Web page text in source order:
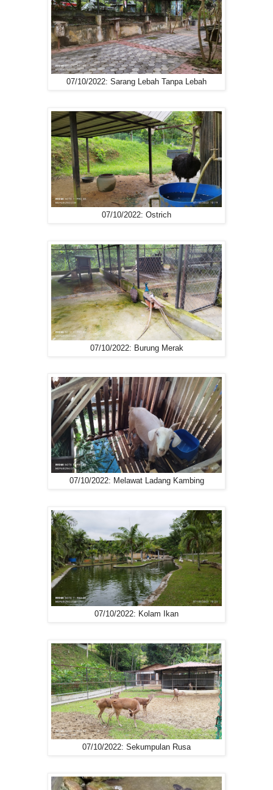
07/10/2022: Sarang Lebah Tanpa Lebah
07/10/2022: Ostrich
07/10/2022: Burung Merak
07/10/2022: Melawat Ladang Kambing
07/10/2022: Kolam Ikan
07/10/2022: Sekumpulan Rusa